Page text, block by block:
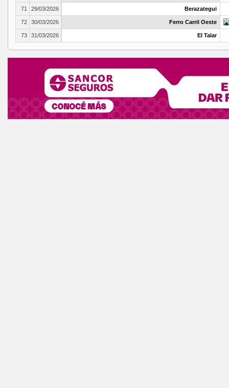
71 29/03/2026 Berazategui
72 30/03/2026 Ferro Carril Oeste
73 31/03/2026 El Talar